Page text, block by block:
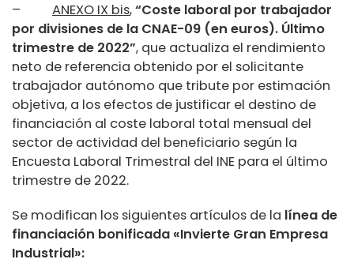
– ANEXO IX bis,“Coste laboral por trabajador
por divisiones de la CNAE-09 (en euros). Último
trimestre de 2022”, que actualiza el rendimiento
neto de referencia obtenido por el solicitante
trabajador autónomo que tribute por estimación
objetiva, a los efectos de justificar el destino de
financiación al coste laboral total mensual del
sector de actividad del beneficiario según la
Encuesta Laboral Trimestral del INE para el último
trimestre de 2022.
Se modifican los siguientes artículos de la línea de
financiación bonificada «Invierte Gran Empresa
Industrial»: